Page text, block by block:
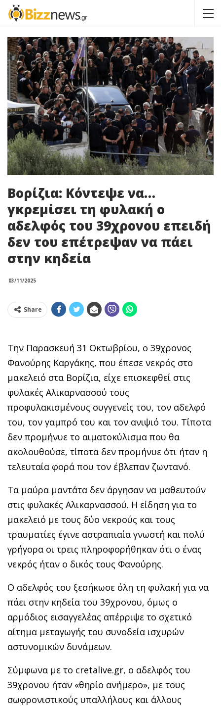
Βορίζια: Κόντεψε να…
γκρεμίσει τη φυλακή ο
αδελφός του 39χρονου επειδή
δεν του επέτρεψαν να πάει
στην κηδεία
03/11/2025
Share
Την Παρασκευή 31 Οκτωβρίου, ο 39χρονος
Φανούρης Καργάκης, που έπεσε νεκρός στο
μακελειό στα Βορίζια, είχε επισκεφθεί στις
φυλακές Αλικαρνασσού τους
προφυλακισμένους συγγενείς του, τον αδελφό
του, τον γαμπρό του και τον ανιψιό του. Τίποτα
δεν προμήνυε το αιματοκύλισμα που θα
ακολουθούσε, τίποτα δεν προμήνυε ότι ήταν η
τελευταία φορά που τον έβλεπαν ζωντανό.
Τα μαύρα μαντάτα δεν άργησαν να μαθευτούν
στις φυλακές Αλικαρνασσού. Η είδηση για το
μακελειό με τους δύο νεκρούς και τους
τραυματίες έγινε αστραπιαία γνωστή και πολύ
γρήγορα οι τρεις πληροφορήθηκαν ότι ο ένας
νεκρός ήταν ο δικός τους Φανούρης.
Ο αδελφός του ξεσήκωσε όλη τη φυλακή για να
πάει στην κηδεία του 39χρονου, όμως ο
αρμόδιος εισαγγελέας απέρριψε το σχετικό
αίτημα μεταγωγής του συνοδεία ισχυρών
αστυνομικών δυνάμεων.
Σύμφωνα με το cretalive.gr, ο αδελφός του
39χρονου ήταν «θηρίο ανήμερο», με τους
σωφρονιστικούς υπαλλήλους και άλλους